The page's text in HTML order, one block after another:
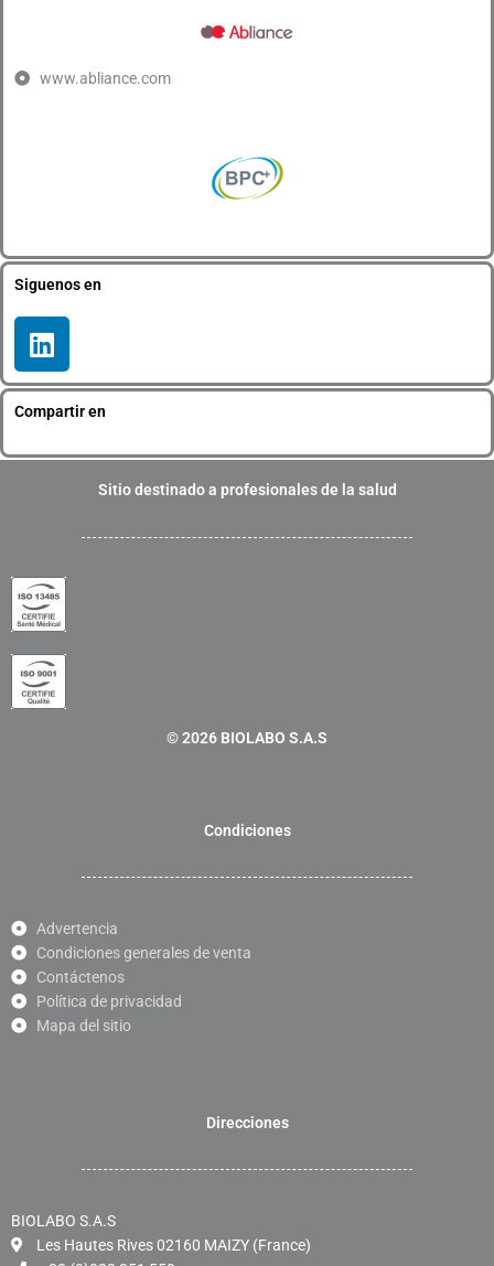
www.abliance.com
Siguenos en
L
i
n
k
d
Compartir en
Sitio destinado a profesionales de la salud
© 2026 BIOLABO S.A.S
Condiciones
Advertencia
Condiciones generales de venta
Contáctenos
Política de privacidad
Mapa del sitio
Direcciones
BIOLABO S.A.S
Les Hautes Rives 02160 MAIZY (France)